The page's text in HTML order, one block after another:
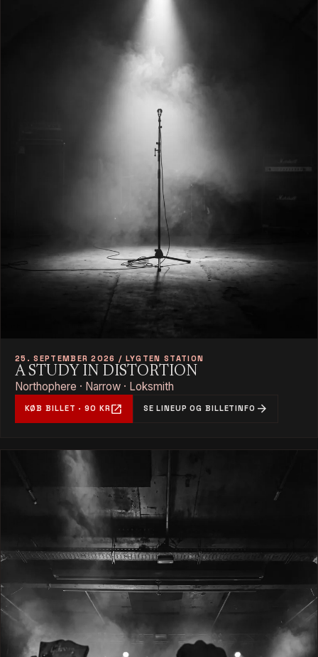
25. SEPTEMBER 2026 / LYGTEN STATION
A STUDY IN DISTORTION
Northophere · Narrow · Loksmith
KØB BILLET · 90 KR open_in_new SE LINEUP OG BILLETINFO arrow_forward